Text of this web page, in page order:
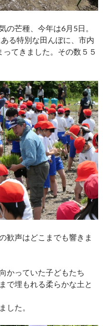
の芒種、今年は6月5日。
る特別な田んぼに、市内
てきました。その数５５
歓声はどこまでも響きま
かっていた子どもたち
で埋もれる柔らかな土と
した。